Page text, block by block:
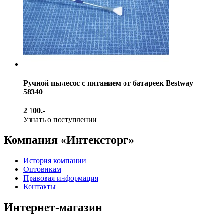
Ручной пылесос с питанием от батареек Bestway
58340
2 100.-
Узнать о поступлении
Компания «Интексторг»
История компании
Оптовикам
Правовая информация
Контакты
Интернет-магазин